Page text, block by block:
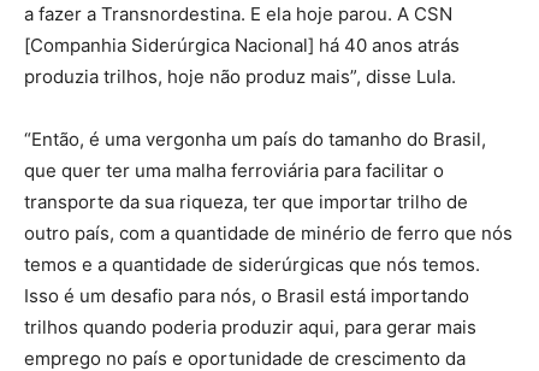
a fazer a Transnordestina. E ela hoje parou. A CSN
[Companhia Siderúrgica Nacional] há 40 anos atrás
produzia trilhos, hoje não produz mais”, disse Lula.
“Então, é uma vergonha um país do tamanho do Brasil,
que quer ter uma malha ferroviária para facilitar o
transporte da sua riqueza, ter que importar trilho de
outro país, com a quantidade de minério de ferro que nós
temos e a quantidade de siderúrgicas que nós temos.
Isso é um desafio para nós, o Brasil está importando
trilhos quando poderia produzir aqui, para gerar mais
emprego no país e oportunidade de crescimento da